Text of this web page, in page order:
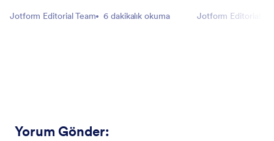
Jotform Editorial Team 6 dakikalık okuma Jotform Editorial
Yorum Gönder: